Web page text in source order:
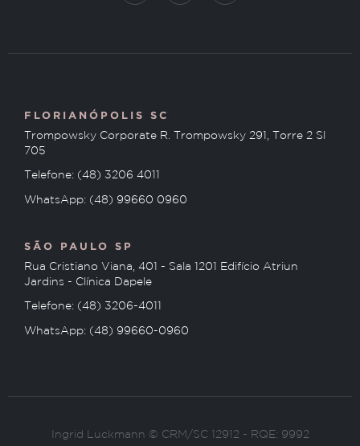
FLORIANÓPOLIS SC
Trompowsky Corporate R. Trompowsky 291, Torre 2 Sl
705
Telefone: (48) 3206 4011
WhatsApp: (48) 99660 0960
SÃO PAULO SP
Rua Cristiano Viana, 401 - Sala 1201 Edifício Atriun
Jardins - Clínica Dapele
Telefone: (48) 3206-4011
WhatsApp: (48) 99660-0960
Ingrid Luckmann © CRM/SC 12912 - RQE: 9992